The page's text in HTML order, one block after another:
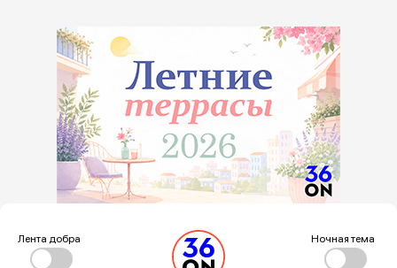
Лента добра Ночная тема